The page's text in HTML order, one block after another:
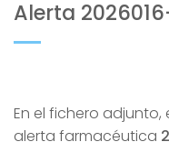
Alerta
En el fichero adjunto,
alerta farmacéutica